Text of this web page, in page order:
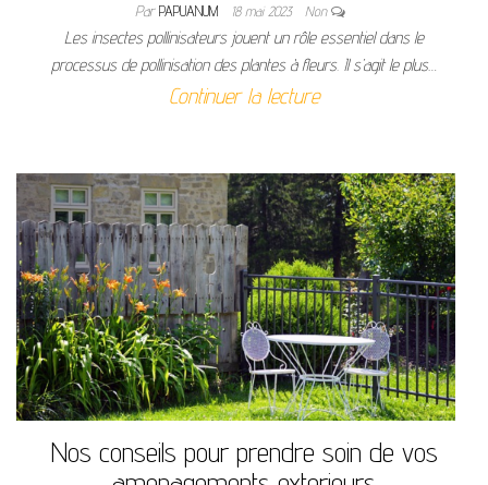
ParPAPUANUM 18 mai 2023 Non
Les insectes pollinisateurs jouent un rôle essentiel dans le
processus de pollinisation des plantes à fleurs. Il s’agit le plus…
Continuer la lecture
Nos conseils pour prendre soin de vos